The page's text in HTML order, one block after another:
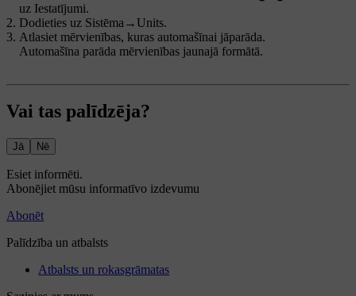
uz Iestatījumi.
Dodieties uz Sistēma →Units.
Atlasiet mērvienības, kuras automašīnai jāparāda.
Automašīna parāda mērvienības jaunajā formātā.
Vai tas palīdzēja?
Jā Nē